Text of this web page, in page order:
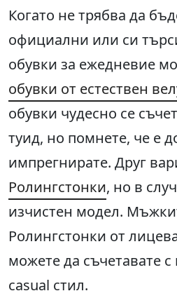
Когато не трябва да
официални или си
обувки за ежедневие
обувки от естествен
обувки чудесно се
туид, но помнете, че е
импрегнирате. Друг
Ролингстонки, но в
изчистен модел.
Ролингстонки от
можете да съчетавате
casual стил.